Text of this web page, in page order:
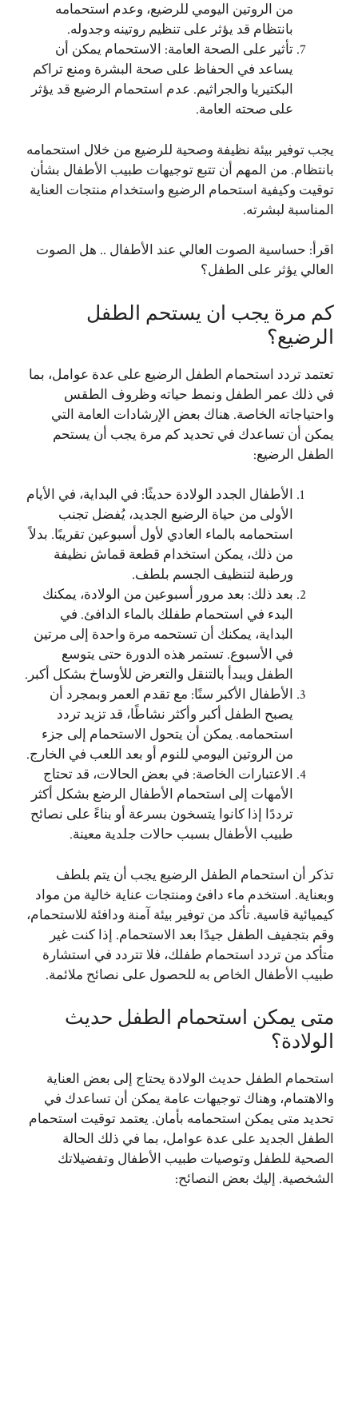
من الروتين اليومي للرضيع، وعدم استحمامه
بانتظام قد يؤثر على تنظيم روتينه وجدوله.
تأثير على الصحة العامة: الاستحمام يمكن أن
يساعد في الحفاظ على صحة البشرة ومنع تراكم
البكتيريا والجراثيم. عدم استحمام الرضيع قد يؤثر
على صحته العامة.
يجب توفير بيئة نظيفة وصحية للرضيع من خلال استحمامه
بانتظام. من المهم أن تتبع توجيهات طبيب الأطفال بشأن
توقيت وكيفية استحمام الرضيع واستخدام منتجات العناية
المناسبة لبشرته.
اقرأ: حساسية الصوت العالي عند الأطفال .. هل الصوت
العالي يؤثر على الطفل؟
كم مرة يجب ان يستحم الطفل
الرضيع؟
تعتمد تردد استحمام الطفل الرضيع على عدة عوامل، بما
في ذلك عمر الطفل ونمط حياته وظروف الطقس
واحتياجاته الخاصة. هناك بعض الإرشادات العامة التي
يمكن أن تساعدك في تحديد كم مرة يجب أن يستحم
الطفل الرضيع:
الأطفال الجدد الولادة حديثًا: في البداية، في الأيام
الأولى من حياة الرضيع الجديد، يُفضل تجنب
استحمامه بالماء العادي لأول أسبوعين تقريبًا. بدلاً
من ذلك، يمكن استخدام قطعة قماش نظيفة
ورطبة لتنظيف الجسم بلطف.
بعد ذلك: بعد مرور أسبوعين من الولادة، يمكنك
البدء في استحمام طفلك بالماء الدافئ. في
البداية، يمكنك أن تستحمه مرة واحدة إلى مرتين
في الأسبوع. تستمر هذه الدورة حتى يتوسع
الطفل ويبدأ بالتنقل والتعرض للأوساخ بشكل أكبر.
الأطفال الأكبر سنًا: مع تقدم العمر وبمجرد أن
يصبح الطفل أكبر وأكثر نشاطًا، قد تزيد تردد
استحمامه. يمكن أن يتحول الاستحمام إلى جزء
من الروتين اليومي للنوم أو بعد اللعب في الخارج.
الاعتبارات الخاصة: في بعض الحالات، قد تحتاج
الأمهات إلى استحمام الأطفال الرضع بشكل أكثر
ترددًا إذا كانوا يتسخون بسرعة أو بناءً على نصائح
طبيب الأطفال بسبب حالات جلدية معينة.
تذكر أن استحمام الطفل الرضيع يجب أن يتم بلطف
وبعناية. استخدم ماء دافئ ومنتجات عناية خالية من مواد
كيميائية قاسية. تأكد من توفير بيئة آمنة ودافئة للاستحمام،
وقم بتجفيف الطفل جيدًا بعد الاستحمام. إذا كنت غير
متأكد من تردد استحمام طفلك، فلا تتردد في استشارة
طبيب الأطفال الخاص به للحصول على نصائح ملائمة.
متى يمكن استحمام الطفل حديث
الولادة؟
استحمام الطفل حديث الولادة يحتاج إلى بعض العناية
والاهتمام، وهناك توجيهات عامة يمكن أن تساعدك في
تحديد متى يمكن استحمامه بأمان. يعتمد توقيت استحمام
الطفل الجديد على عدة عوامل، بما في ذلك الحالة
الصحية للطفل وتوصيات طبيب الأطفال وتفضيلاتك
الشخصية. إليك بعض النصائح: